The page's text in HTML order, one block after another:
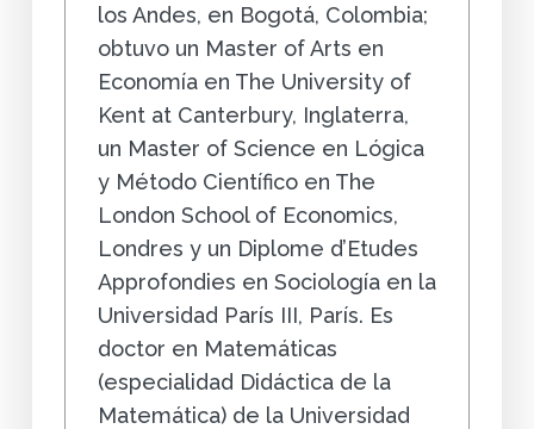
los Andes, en Bogotá, Colombia;
obtuvo un Master of Arts en
Economía en The University of
Kent at Canterbury, Inglaterra,
un Master of Science en Lógica
y Método Científico en The
London School of Economics,
Londres y un Diplome d’Etudes
Approfondies en Sociología en la
Universidad París III, París. Es
doctor en Matemáticas
(especialidad Didáctica de la
Matemática) de la Universidad